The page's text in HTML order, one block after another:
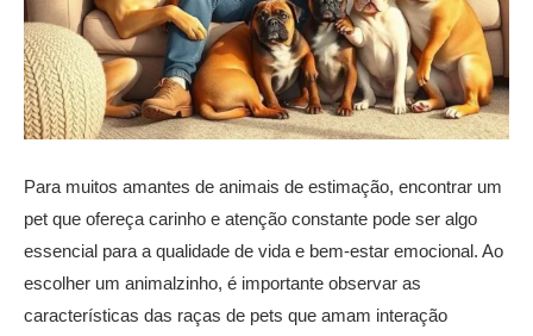
Para muitos amantes de animais de estimação, encontrar um
pet que ofereça carinho e atenção constante pode ser algo
essencial para a qualidade de vida e bem-estar emocional. Ao
escolher um animalzinho, é importante observar as
características das raças de pets que amam interação